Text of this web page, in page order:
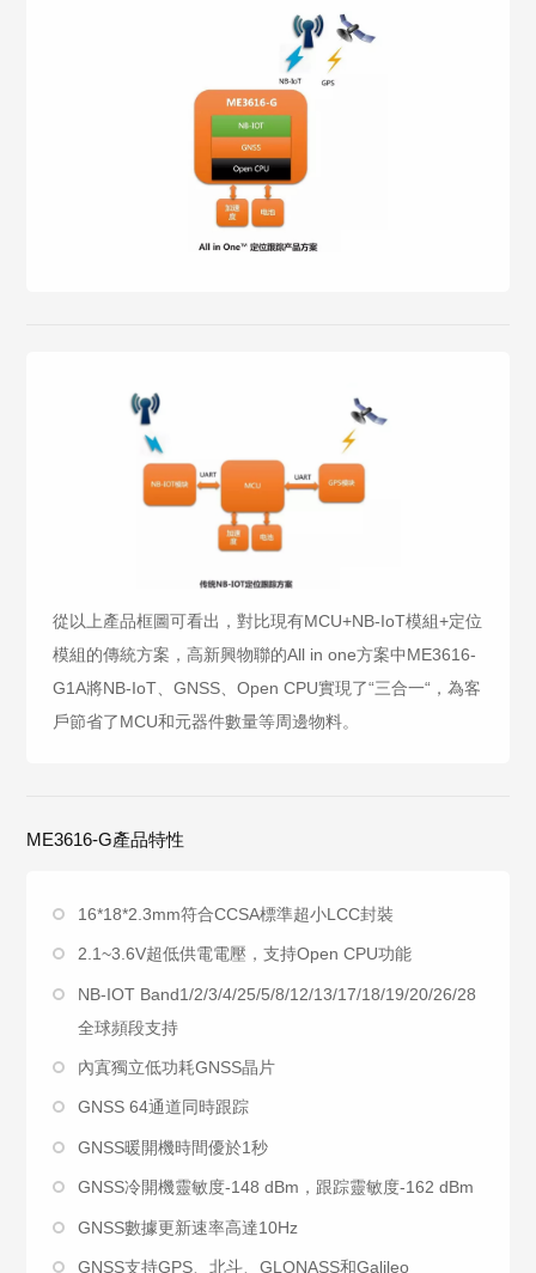
從以上產品框圖可看出，對比現有MCU+NB-IoT模組+定位
模組的傳統方案，高新興物聯的All in one方案中ME3616-
G1A將NB-IoT、GNSS、Open CPU實現了“三合一“，為客
戶節省了MCU和元器件數量等周邊物料。
ME3616-G產品特性
16*18*2.3mm符合CCSA標準超小LCC封裝
2.1~3.6V超低供電電壓，支持Open CPU功能
NB-IOT Band1/2/3/4/25/5/8/12/13/17/18/19/20/26/28
全球頻段支持
內寘獨立低功耗GNSS晶片
GNSS 64通道同時跟踪
GNSS暖開機時間優於1秒
GNSS冷開機靈敏度-148 dBm，跟踪靈敏度-162 dBm
GNSS數據更新速率高達10Hz
GNSS支持GPS、北斗、GLONASS和Galileo